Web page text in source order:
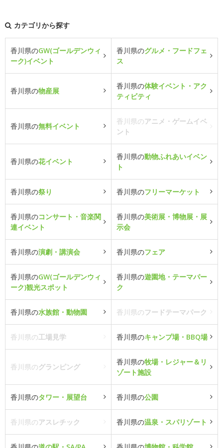
カテゴリから探す
香川県のGW(ゴールデンウィ
ーク)イベント
香川県のグルメ・フードフェ
ス
香川県の物産展
香川県の体験イベント・アク
ティビティ
香川県の無料イベント
香川県のアニメ・ゲームイベ
ント
香川県の花イベント
香川県の動物ふれあいイベン
ト
香川県の祭り 香川県のフリーマーケット
香川県のコンサート・音楽関
連イベント
香川県の美術展・博物展・展
示会
香川県の演劇・講演会 香川県のフェア
香川県のGW(ゴールデンウィ
ーク)観光スポット
香川県の遊園地・テーマパー
ク
香川県の水族館・動物園 香川県のフードテーマパーク
香川県の工場見学 香川県のキャンプ場・BBQ場
香川県のグランピング
香川県の牧場・レジャー＆リ
ゾート施設
香川県のタワー・展望台 香川県の公園
香川県のアスレチック 香川県の温泉・スパリゾート